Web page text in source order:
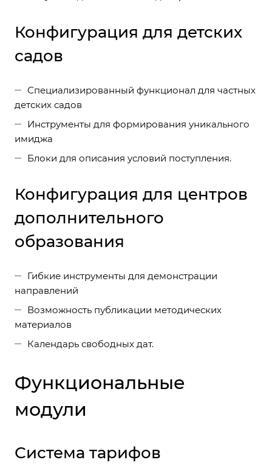
Конфигурация для детских
садов
Специализированный функционал для частных
детских садов
Инструменты для формирования уникального
имиджа
Блоки для описания условий поступления.
Конфигурация для центров
дополнительного
образования
Гибкие инструменты для демонстрации
направлений
Возможность публикации методических
материалов
Календарь свободных дат.
Функциональные
модули
Система тарифов